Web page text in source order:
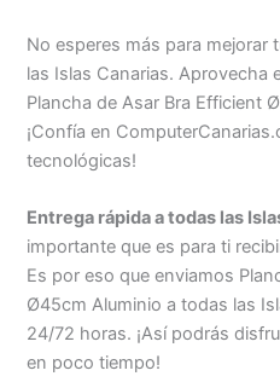
No esperes más para mejorar
las Islas Canarias. Aprovecha
Plancha de Asar Bra Efficient
¡Confía en
tecnológicas!
Entrega rápida a todas las
importante que es para ti
Es por eso que enviamos
Ø45cm Aluminio a todas las
24/72 horas. ¡Así podrás
en poco tiempo!